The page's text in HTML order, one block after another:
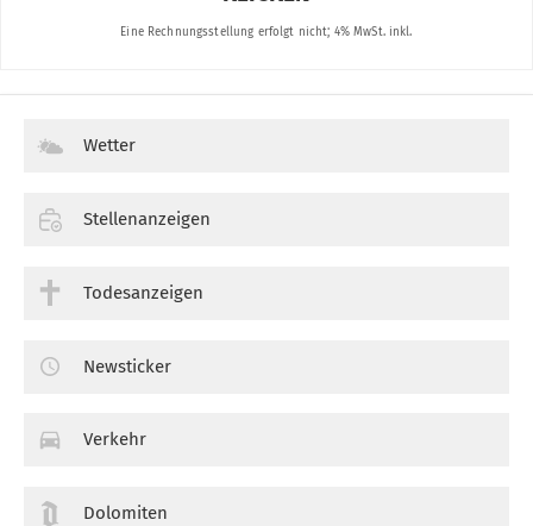
Wetter
Stellenanzeigen
Todesanzeigen
Newsticker
Verkehr
Dolomiten